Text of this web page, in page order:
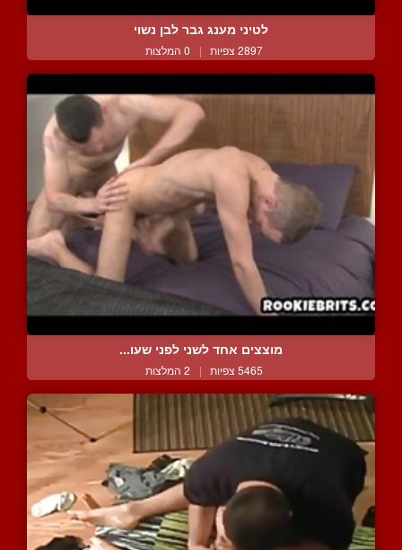
לטיני מענג גבר לבן נשוי
2897 צפיות | 0 המלצות
מוצצים אחד לשני לפני שעו...
5465 צפיות | 2 המלצות